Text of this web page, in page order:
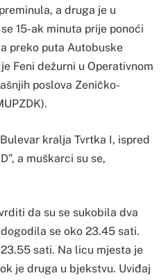
a druga je u
15-ak minuta prije ponoći
preko puta Autobuske
Feni dežurni u Operativnom
poslova Zeničko-
kralja Tvrtka I, ispred
a muškarci su se,
da su se sukobila dva
se oko 23.45 sati.
sati. Na licu mjesta je
je druga u bjekstvu. Uviđaj